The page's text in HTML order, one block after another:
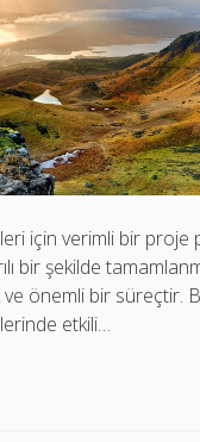
için verimli bir proje
bir şekilde
ve önemli bir süreçtir.
etkili…